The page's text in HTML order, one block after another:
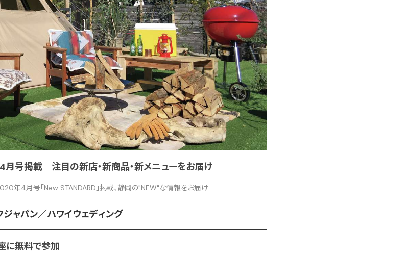
号掲載 注目の新店・新商品・新メニューをお届け
年4月号「New STANDARD」掲載、静岡の"NEW"な情報をお届け
ジャパン／ハワイウェディング
に無料で参加